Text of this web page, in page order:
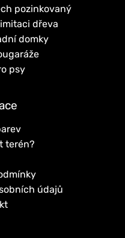
pozinkovaný
dřeva
domky
psy
terén?
údajů